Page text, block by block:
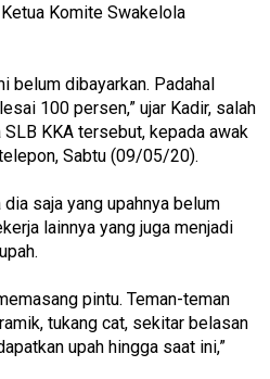
Komite Swakelola
belum dibayarkan. Padahal
100 persen,” ujar Kadir, salah
KKA tersebut, kepada awak
Sabtu (09/05/20).
saja yang upahnya belum
lainnya yang juga menjadi
pintu. Teman-teman
tukang cat, sekitar belasan
upah hingga saat ini,”